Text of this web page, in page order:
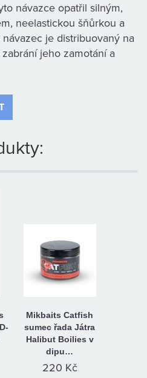
návazce opatřil silným,
neelastickou šňůrkou a
je distribuovaný na
jeho zamotání a
Mikbaits Catfish
sumec řada Játra
Halibut Boilies v
dipu…
220 Kč